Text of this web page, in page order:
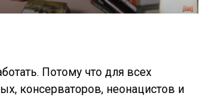
Потому что для всех
консерваторов, неонацистов и